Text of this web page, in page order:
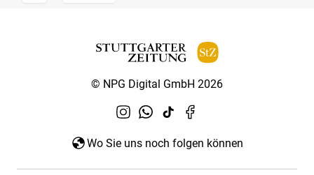
© NPG Digital GmbH 2026
Wo Sie uns noch folgen können